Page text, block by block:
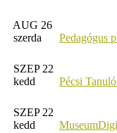
AUG 26
szerda
Pedagógus
SZEP 22
kedd
Pécsi
SZEP 22
kedd